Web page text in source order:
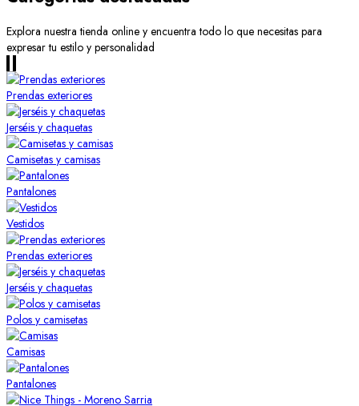
Explora nuestra tienda online y encuentra todo lo que necesitas para
expresar tu estilo y personalidad
Prendas exteriores
Jerséis y chaquetas
Camisetas y camisas
Pantalones
Vestidos
Prendas exteriores
Jerséis y chaquetas
Polos y camisetas
Camisas
Pantalones